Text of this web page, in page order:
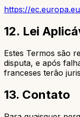
https://
12. Lei
Estes Termos são
disputa, e após
franceses terão
13. Contato